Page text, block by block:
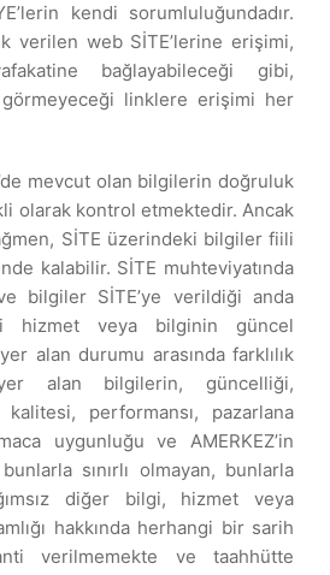
kendi sorumluluğundadır.
verilen web SİTE’lerine erişimi,
bağlayabileceği gibi,
görmeyeceği linklere erişimi her
mevcut olan bilgilerin doğruluk
olarak kontrol etmektedir. Ancak
SİTE üzerindeki bilgiler fiili
kalabilir. SİTE muhteviyatında
bilgiler SİTE’ye verildiği anda
hizmet veya bilginin güncel
alan durumu arasında farklılık
alan bilgilerin, güncelliği,
performansı, pazarlana
uygunluğu ve AMERKEZ’in
sınırlı olmayan, bunlarla
diğer bilgi, hizmet veya
hakkında herhangi bir sarih
verilmemekte ve taahhütte